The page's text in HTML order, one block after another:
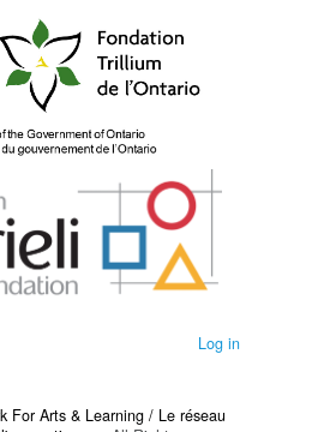
Log in
For Arts & Learning / Le réseau